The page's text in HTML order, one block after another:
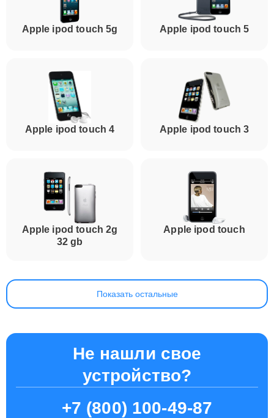
Apple ipod touch 5g Apple ipod touch 5
Apple ipod touch 4 Apple ipod touch 3
Apple ipod touch 2g
32 gb
Apple ipod touch
Показать остальные
Не нашли свое
устройство?
+7 (800) 100-49-87